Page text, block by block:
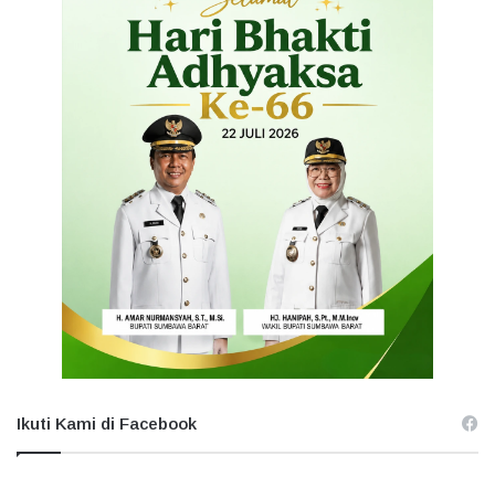
Ikuti Kami di Facebook